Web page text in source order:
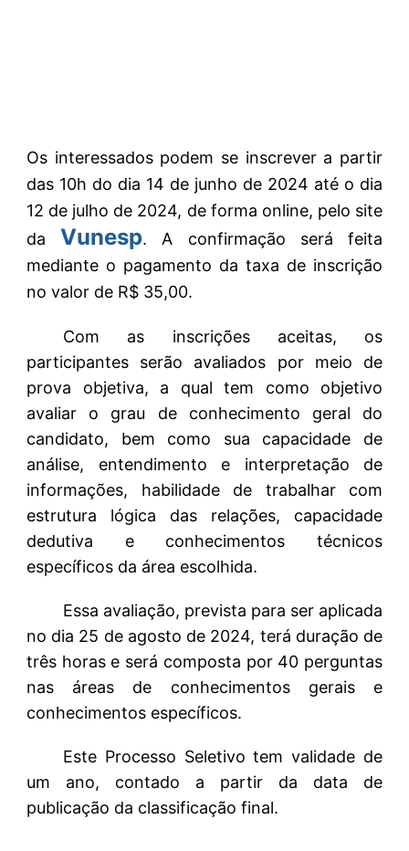
Os interessados podem se inscrever a partir
das 10h do dia 14 de junho de 2024 até o dia
12 de julho de 2024, de forma online, pelo site
da Vunesp. A confirmação será feita
mediante o pagamento da taxa de inscrição
no valor de R$ 35,00.
Com as inscrições aceitas, os
participantes serão avaliados por meio de
prova objetiva, a qual tem como objetivo
avaliar o grau de conhecimento geral do
candidato, bem como sua capacidade de
análise, entendimento e interpretação de
informações, habilidade de trabalhar com
estrutura lógica das relações, capacidade
dedutiva e conhecimentos técnicos
específicos da área escolhida.
Essa avaliação, prevista para ser aplicada
no dia 25 de agosto de 2024, terá duração de
três horas e será composta por 40 perguntas
nas áreas de conhecimentos gerais e
conhecimentos específicos.
Este Processo Seletivo tem validade de
um ano, contado a partir da data de
publicação da classificação final.